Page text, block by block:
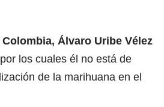
Álvaro Uribe Vélez
los cuales él no está de
de la marihuana en el